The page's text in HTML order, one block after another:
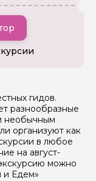
гидов.
разнообразные
необычным
организуют как
в любое
на август-
можно
и Едем»